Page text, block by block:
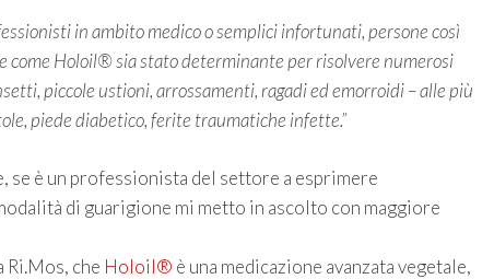
in ambito medico o semplici infortunati, persone così
Holoil® sia stato determinante per risolvere numerosi
piccole ustioni, arrossamenti, ragadi ed emorroidi – alle più
piede diabetico, ferite traumatiche infette.”
è un professionista del settore a esprimere
di guarigione mi metto in ascolto con maggiore
Ri.Mos, che Holoil® è una medicazione avanzata vegetale,